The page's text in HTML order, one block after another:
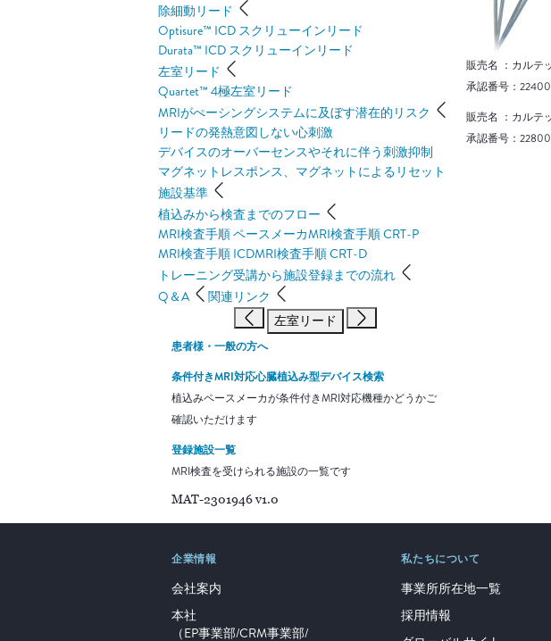
除細動リード
Optisure™ ICD スクリューインリード
Durata™ ICD スクリューインリード
左室リード
Quartet™ 4極左室リード
MRIがぺーシングシステムに及ぼす潜在的リスク
リードの発熱意図しない心刺激
デバイスのオーバーセンスやそれに伴う刺激抑制
マグネットレスポンス、マグネットによるリセット
施設基準
植込みから検査までのフロー
MRI検査手順 ペースメーカMRI検査手順 CRT-P
MRI検査手順 ICDMRI検査手順 CRT-D
トレーニング受講から施設登録までの流れ
Q＆A
関連リンク
左室リード
患者様・一般の方へ
条件付きMRI対応心臓植込み型デバイス検索
植込みペースメーカが条件付きMRI対応機種かどうかご
確認いただけます
登録施設一覧
MRI検査を受けられる施設の一覧です
販売名 ：カルテ
承認番号：
販売名 ：カルテ
承認番号：
MAT-2301946 v1.0
企業情報
会社案内
本社
（EP事業部/CRM事業部/
私たちについて
事業所所在地一覧
採用情報